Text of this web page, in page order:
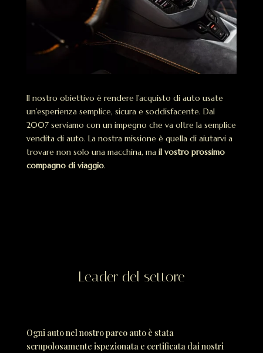
Il nostro obiettivo è rendere l’acquisto di auto usate
un’esperienza semplice, sicura e soddisfacente. Dal
2007 serviamo con un impegno che va oltre la semplice
vendita di auto. La nostra missione è quella di aiutarvi a
trovare non solo una macchina, ma il vostro prossimo
compagno di viaggio.
Leader del settore
Ogni auto nel nostro parco auto è stata
scrupolosamente ispezionata e certificata dai nostri